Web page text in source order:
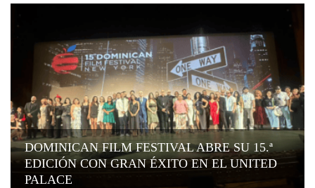
DOMINICAN FILM FESTIVAL ABRE SU 15.ª
EDICIÓN CON GRAN ÉXITO EN EL UNITED
PALACE